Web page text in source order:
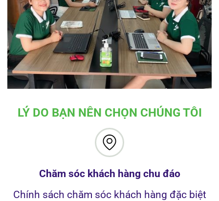
LÝ DO BẠN NÊN CHỌN CHÚNG TÔI
Chăm sóc khách hàng chu đáo
Chính sách chăm sóc khách hàng đặc biệt